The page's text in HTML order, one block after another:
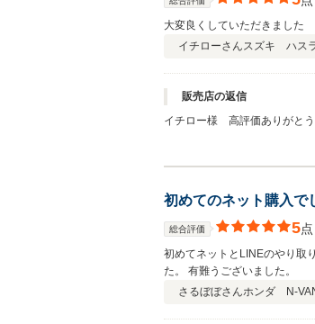
大変良くしていただきました
イチローさんスズキ ハス
販売店の返信
イチロー様 高評価ありがと
初めてのネット購入で
総合評価 5点
初めてネットとLINEのやり取
た。 有難うございました。
さるぼぼさんホンダ N-